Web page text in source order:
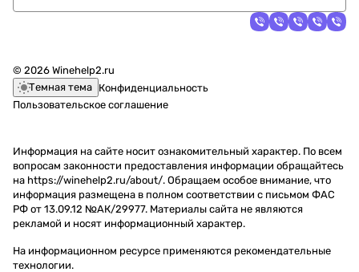
© 2026 Winehelp2.ru
Темная тема Конфиденциальность
Пользовательское соглашение
Информация на сайте носит ознакомительный характер. По всем
вопросам законности предоставления информации обращайтесь
на https://winehelp2.ru/about/. Обращаем особое внимание, что
информация размещена в полном соответствии с письмом ФАС
РФ от 13.09.12 №АК/29977. Материалы сайта не являются
рекламой и носят информационный характер.
На информационном ресурсе применяются рекомендательные
технологии.